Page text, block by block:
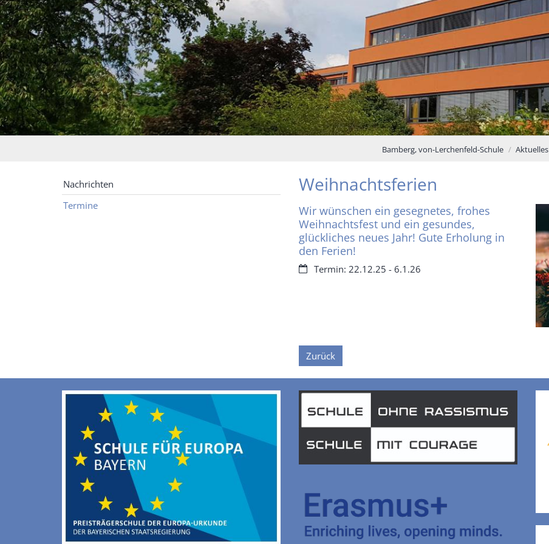
Bamberg, von-Lerchenfeld-Schule Aktuelles
Weihnachtsferien
Wir wünschen ein gesegnetes, frohes
Weihnachtsfest und ein gesundes,
glückliches neues Jahr! Gute Erholung in
den Ferien!
Datum:Termin: 22.12.25 - 6.1.26
Zurück
Nachrichten
Termine